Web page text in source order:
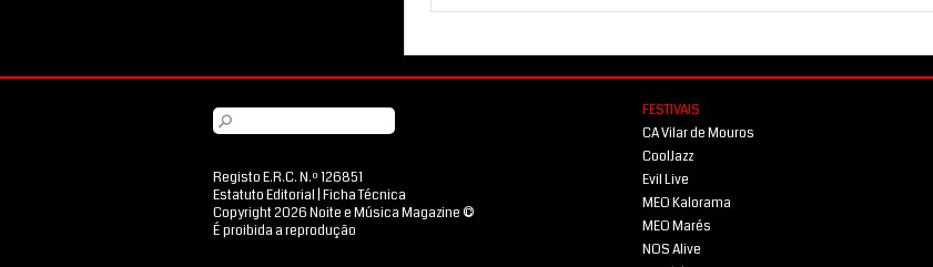
Registo E.R.C. N.º 126851
Estatuto Editorial Ficha Técnica
Copyright 2026 Noite e Música Magazine ©
É proibida a reprodução
FESTIVAIS
CA Vilar de Mouros
CoolJazz
Evil Live
MEO Kalorama
MEO Marés
NOS Alive